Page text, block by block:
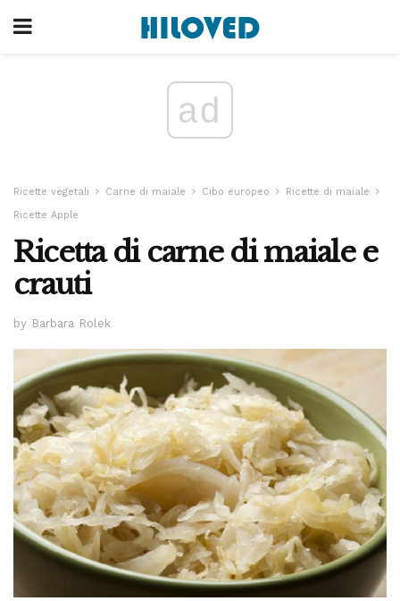
ad
Ricette vegetali Carne di maiale Cibo europeo
Ricette di maiale
Ricette Apple
Ricetta di carne di maiale e
crauti
by Barbara Rolek